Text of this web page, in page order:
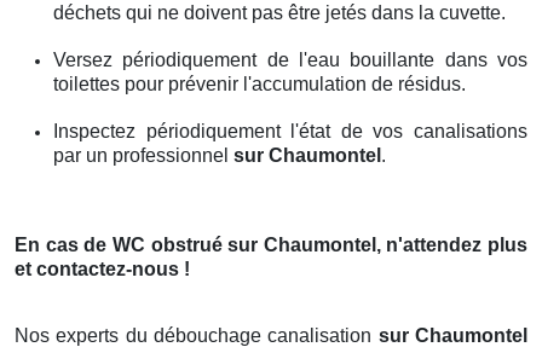
déchets qui ne doivent pas être jetés dans la cuvette.
Versez périodiquement de l'eau bouillante dans vos
toilettes pour prévenir l'accumulation de résidus.
Inspectez périodiquement l'état de vos canalisations
par un professionnel sur Chaumontel .
En cas de WC obstruésur Chaumontel , n'attendez plus
et contactez-nous !
Nos experts du débouchage canalisation sur Chaumontel